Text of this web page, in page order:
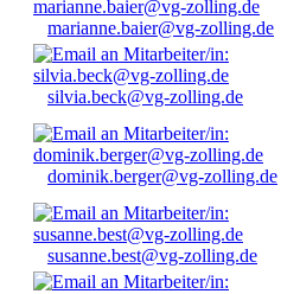
marianne.baier@vg-zolling.de
silvia.beck@vg-zolling.de
dominik.berger@vg-zolling.de
susanne.best@vg-zolling.de